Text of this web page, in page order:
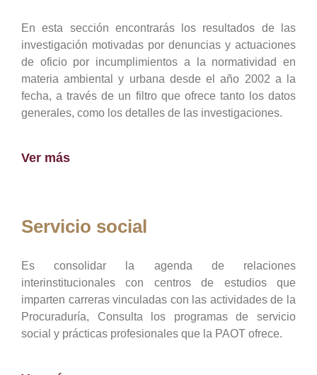
En esta sección encontrarás los resultados de las
investigación motivadas por denuncias y actuaciones
de oficio por incumplimientos a la normatividad en
materia ambiental y urbana desde el año 2002 a la
fecha, a través de un filtro que ofrece tanto los datos
generales, como los detalles de las investigaciones.
Ver más
Servicio social
Es consolidar la agenda de relaciones
interinstitucionales con centros de estudios que
imparten carreras vinculadas con las actividades de la
Procuraduría, Consulta los programas de servicio
social y prácticas profesionales que la PAOT ofrece.